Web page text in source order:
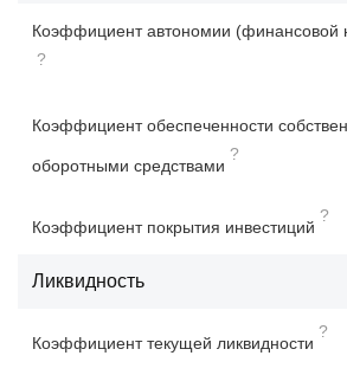
Коэффициент автономии (финансовой
?
Коэффициент обеспеченности
оборотными средствами
?
Коэффициент покрытия инвестиций
?
Ликвидность
Коэффициент текущей ликвидности
?